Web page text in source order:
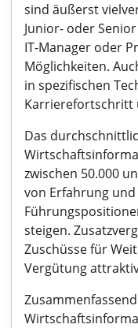
sind äußerst
Junior- oder
IT-Manager oder
Möglichkeiten.
in spezifischen
Karrierefortschritt
Das
zwischen 50.000
von Erfahrung und
steigen.
Zuschüsse für
Vergütung